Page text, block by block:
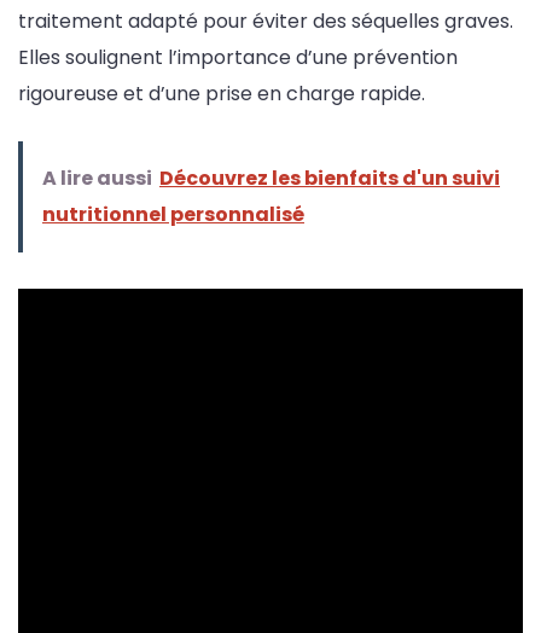
traitement adapté pour éviter des séquelles graves.
Elles soulignent l’importance d’une prévention
rigoureuse et d’une prise en charge rapide.
A lire aussi Découvrez les bienfaits d'un suivi
nutritionnel personnalisé